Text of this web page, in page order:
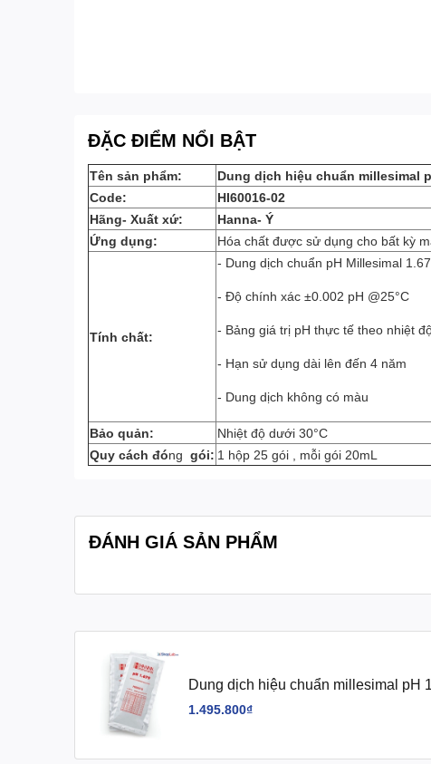
ĐẶC ĐIỂM NỔI BẬT
Tên sản phẩm:
Dung dịch hiệu chuẩn millesimal
Code:
HI60016-02
Hãng- Xuất xứ:
Hanna- Ý
Ứng dụng:
Hóa chất được sử dụng cho bất kỳ
Tính chất:
- Dung dịch chuẩn pH Millesimal
- Độ chính xác ±0.002 pH @25°C
- Bảng giá trị pH thực tế theo nhiệt
- Hạn sử dụng dài lên đến 4 năm
- Dung dịch không có màu
Bảo quản:
Nhiệt độ dưới 30°C
Quy cách đóng gói: 1 hộp 25 gói , mỗi gói 20mL
ĐÁNH GIÁ SẢN PHẨM
Dung dịch hiệu chuẩn millesimal pH
1.495.800₫